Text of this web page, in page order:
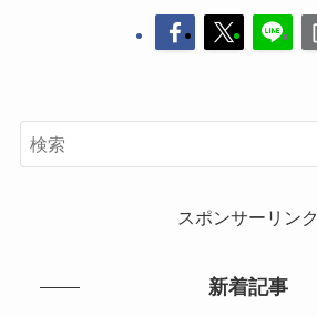
スポンサーリンク
新着記事